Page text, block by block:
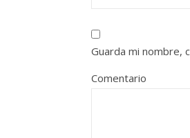
Guarda mi nombre,
Comentario